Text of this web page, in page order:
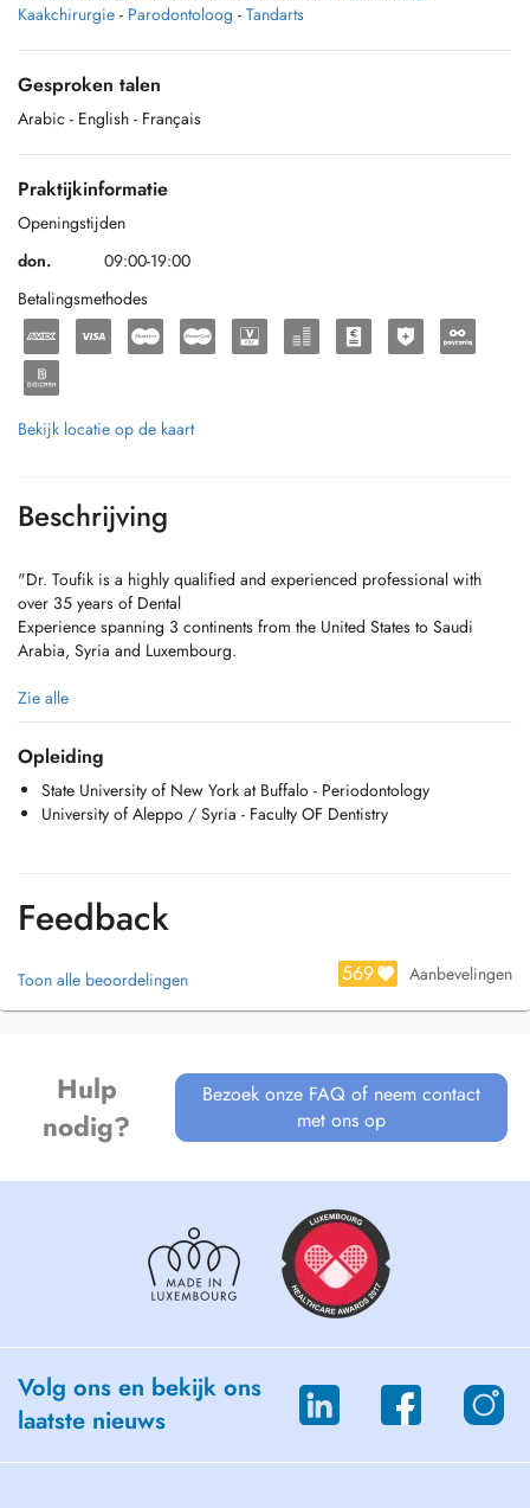
Kaakchirurgie - Parodontoloog - Tandarts
Gesproken talen
Arabic - English - Français
Praktijkinformatie
Openingstijden
don.
09:00-19:00
Betalingsmethodes
Bekijk locatie op de kaart
Beschrijving
"Dr. Toufik is a highly qualified and experienced professional with
over 35 years of Dental
Experience spanning 3 continents from the United States to Saudi
Arabia, Syria and Luxembourg.
For appointments: mobile & WhatsApp: +352 691 789 446
Kayl Clinic: +352 26 56 12 41
Diekirch Clinic : +352 27 52 29 90
Zie alle
Opleiding
State University of New York at Buffalo - Periodontology
University of Aleppo / Syria - Faculty OF Dentistry
Feedback
Toon alle beoordelingen 569 Aanbevelingen
Hulp
nodig?
Bezoek onze FAQ of neem contact
met ons op
Volg ons en bekijk ons
laatste nieuws